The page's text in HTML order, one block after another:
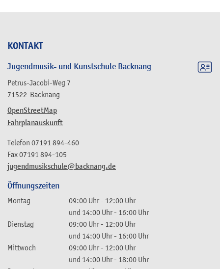
KONTAKT
Jugendmusik- und Kunstschule Backnang
Petrus-Jacobi-Weg 7
71522 Backnang
OpenStreetMap
Fahrplanauskunft
jugendmusikschule@backnang.de
Telefon 07191 894-460
Fax07191 894-105
Öffnungszeiten
Montag 09:00 Uhr- 12:00 Uhr
und 14:00 Uhr- 16:00 Uhr
Dienstag
09:00 Uhr- 12:00 Uhr
und 14:00 Uhr- 16:00 Uhr
Mittwoch
09:00 Uhr- 12:00 Uhr
und 14:00 Uhr- 18:00 Uhr